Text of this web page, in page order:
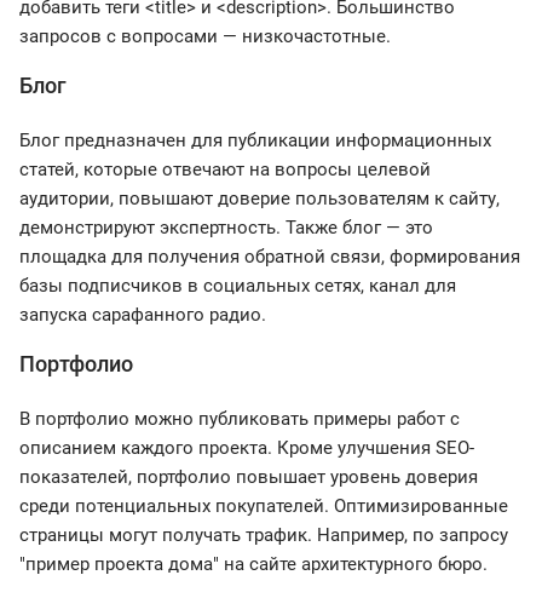
добавить теги <title> и <description>. Большинство
запросов с вопросами — низкочастотные.
Блог
Блог предназначен для публикации информационных
статей, которые отвечают на вопросы целевой
аудитории, повышают доверие пользователям к сайту,
демонстрируют экспертность. Также блог — это
площадка для получения обратной связи, формирования
базы подписчиков в социальных сетях, канал для
запуска сарафанного радио.
Портфолио
В портфолио можно публиковать примеры работ с
описанием каждого проекта. Кроме улучшения SEO-
показателей, портфолио повышает уровень доверия
среди потенциальных покупателей. Оптимизированные
страницы могут получать трафик. Например, по запросу
"пример проекта дома" на сайте архитектурного бюро.